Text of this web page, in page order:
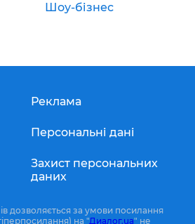
Шоу-бізнес
Реклама
Персональні дані
Захист персональних
даних
дозволяється за умови посилання
на "Диалог.ua" не